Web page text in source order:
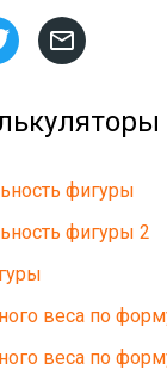

фигуры
фигуры 2
веса по
веса по